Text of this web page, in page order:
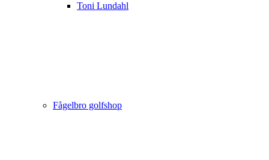
Toni Lundahl
Fågelbro golfshop